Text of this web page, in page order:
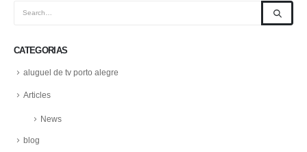
CATEGORIAS
aluguel de tv porto alegre
Articles
News
blog